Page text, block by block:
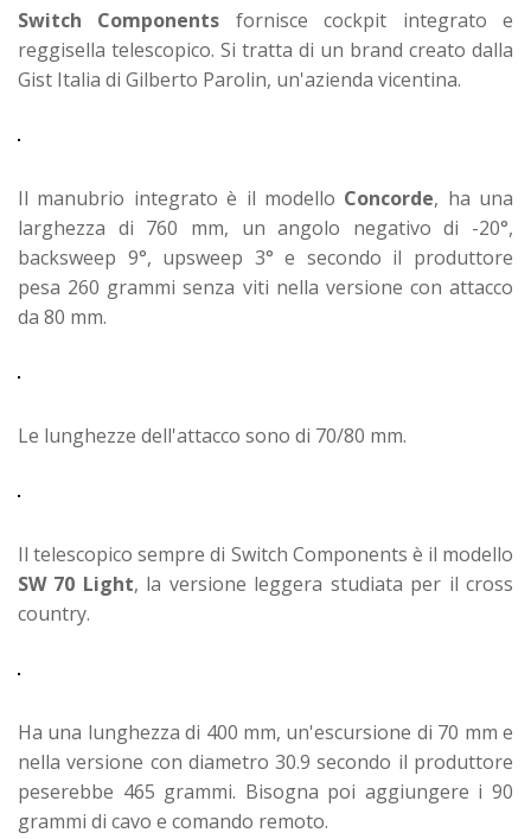
Switch Components fornisce cockpit integrato e
reggisella telescopico. Si tratta di un brand creato dalla
Gist Italia di Gilberto Parolin, un'azienda vicentina.
Il manubrio integrato è il modello Concorde, ha una
larghezza di 760 mm, un angolo negativo di -20°,
backsweep 9°, upsweep 3° e secondo il produttore
pesa 260 grammi senza viti nella versione con attacco
da 80 mm.
Le lunghezze dell'attacco sono di 70/80 mm.
Il telescopico sempre di Switch Components è il modello
SW 70 Light, la versione leggera studiata per il cross
country.
Ha una lunghezza di 400 mm, un'escursione di 70 mm e
nella versione con diametro 30.9 secondo il produttore
peserebbe 465 grammi. Bisogna poi aggiungere i 90
grammi di cavo e comando remoto.